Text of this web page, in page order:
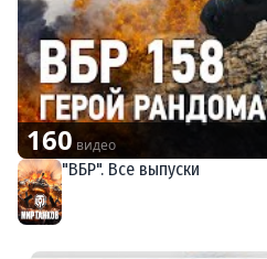
160 видео
"ВБР". Все выпуски